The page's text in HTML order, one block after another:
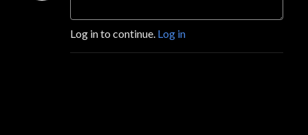
Log in to continue. Log in